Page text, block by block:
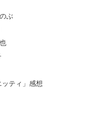
ぶ
ッティ」感想